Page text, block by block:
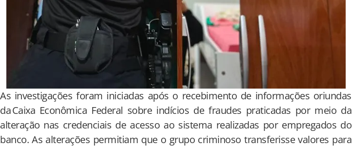
As investigações foram iniciadas após o recebimento de informações oriundas
da Caixa Econômica Federal sobre indícios de fraudes praticadas por meio da
alteração nas credenciais de acesso ao sistema realizadas por empregados do
banco. As alterações permitiam que o grupo criminoso transferisse valores para